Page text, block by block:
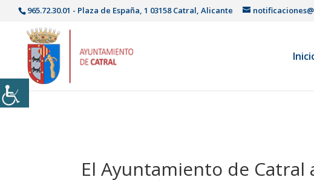
965.72.30.01 - Plaza de España, 1 03158 Catral, Alicante
El Ayuntamiento de